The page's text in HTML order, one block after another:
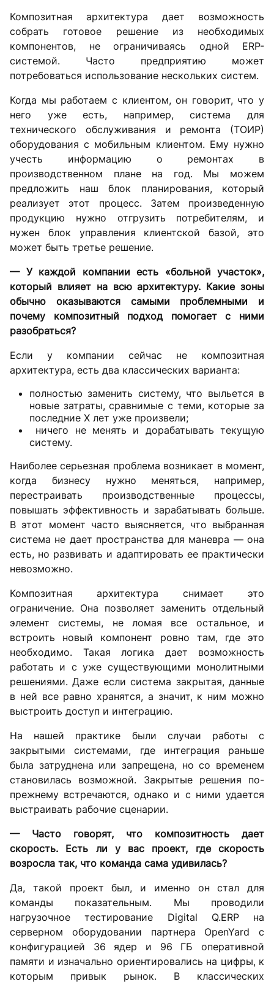
Композитная архитектура дает возможность
собрать готовое решение из необходимых
компонентов, не ограничиваясь одной ERP-
системой. Часто предприятию может
потребоваться использование нескольких систем.
Когда мы работаем с клиентом, он говорит, что у
него уже есть, например, система для
технического обслуживания и ремонта (ТОИР)
оборудования с мобильным клиентом. Ему нужно
учесть информацию о ремонтах в
производственном плане на год. Мы можем
предложить наш блок планирования, который
реализует этот процесс. Затем произведенную
продукцию нужно отгрузить потребителям, и
нужен блок управления клиентской базой, это
может быть третье решение.
— У каждой компании есть «больной участок»,
который влияет на всю архитектуру. Какие зоны
обычно оказываются самыми проблемными и
почему композитный подход помогает с ними
разобраться?
Если у компании сейчас не композитная
архитектура, есть два классических варианта:
полностью заменить систему, что выльется в
новые затраты, сравнимые с теми, которые за
последние X лет уже произвели;
ничего не менять и дорабатывать текущую
систему.
Наиболее серьезная проблема возникает в момент,
когда бизнесу нужно меняться, например,
перестраивать производственные процессы,
повышать эффективность и зарабатывать больше.
В этот момент часто выясняется, что выбранная
система не дает пространства для маневра — она
есть, но развивать и адаптировать ее практически
невозможно.
Композитная архитектура снимает это
ограничение. Она позволяет заменить отдельный
элемент системы, не ломая все остальное, и
встроить новый компонент ровно там, где это
необходимо. Такая логика дает возможность
работать и с уже существующими монолитными
решениями. Даже если система закрытая, данные
в ней все равно хранятся, а значит, к ним можно
выстроить доступ и интеграцию.
На нашей практике были случаи работы с
закрытыми системами, где интеграция раньше
была затруднена или запрещена, но со временем
становилась возможной. Закрытые решения по-
прежнему встречаются, однако и с ними удается
выстраивать рабочие сценарии.
— Часто говорят, что композитность дает
скорость. Есть ли у вас проект, где скорость
возросла так, что команда сама удивилась?
Да, такой проект был, и именно он стал для
команды показательным. Мы проводили
нагрузочное тестирование Digital Q.ERP на
серверном оборудовании партнера OpenYard с
конфигурацией 36 ядер и 96 ГБ оперативной
памяти и изначально ориентировались на цифры, к
которым привык рынок. В классических